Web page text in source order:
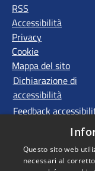
RSS
Accessibilità
Privacy
Cookie
Mappa del sito
Dichiarazione di
accessibilità
Feedback
Questo sito web
necessari al